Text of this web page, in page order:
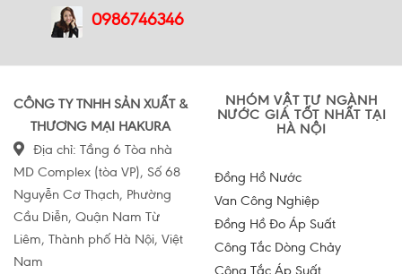
0986746346
CÔNG TY TNHH SẢN XUẤT &
THƯƠNG MẠI HAKURA
Địa chỉ: Tầng 6 Tòa nhà
MD Complex (tòa VP), Số 68
Nguyễn Cơ Thạch, Phường
Cầu Diễn, Quận Nam Từ
Liêm, Thành phố Hà Nội, Việt
Nam
NHÓM VẬT TƯ NGÀNH
NƯỚC GIÁ TỐT NHẤT TẠI
HÀ NỘI
Đồng Hồ Nước
Van Công Nghiệp
Đồng Hồ Đo Áp Suất
Công Tắc Dòng Chảy
Công Tắc Áp Suất